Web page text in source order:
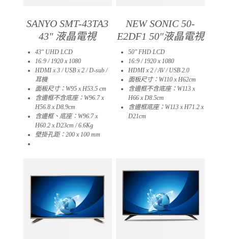
SANYO SMT-43TA3
43″ 液晶電視
43″ UHD LCD
16:9 / 1920 x 1080
HDMI x 3 / USB x 2 / D-sub /
耳機
面板尺寸：W95 x H53.5 cm
含邊框不含底座：W96.7 x
H56.8 x D8.9cm
含邊框、底座：W96.7 x
H60.2 x D23cm / 6.6Kg
壁掛孔距：200 x 100 mm
NEW SONIC 50-
E2DF1 50″液晶電視
50″ FHD LCD
16:9 / 1920 x 1080
HDMI x 2 / AV / USB 2.0
面板尺寸：W110 x H62cm
含邊框不含底座：W113 x
H66 x D8.5cm
含邊框底座：W113 x H71.2 x
D21cm